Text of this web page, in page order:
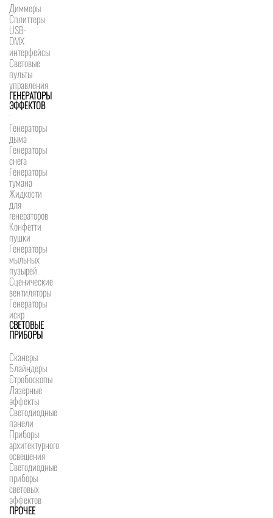
Диммеры
Сплиттеры
USB-
DMX
интерфейсы
Световые
пульты
управления
ГЕНЕРАТОРЫ
ЭФФЕКТОВ
Генераторы
дыма
Генераторы
снега
Генераторы
тумана
Жидкости
для
генераторов
Конфетти
пушки
Генераторы
мыльных
пузырей
Сценические
вентиляторы
Генераторы
искр
СВЕТОВЫЕ
ПРИБОРЫ
Сканеры
Блайндеры
Стробоскопы
Лазерные
эффекты
Светодиодные
панели
Приборы
архитектурного
освещения
Светодиодные
приборы
световых
эффектов
ПРОЧЕЕ